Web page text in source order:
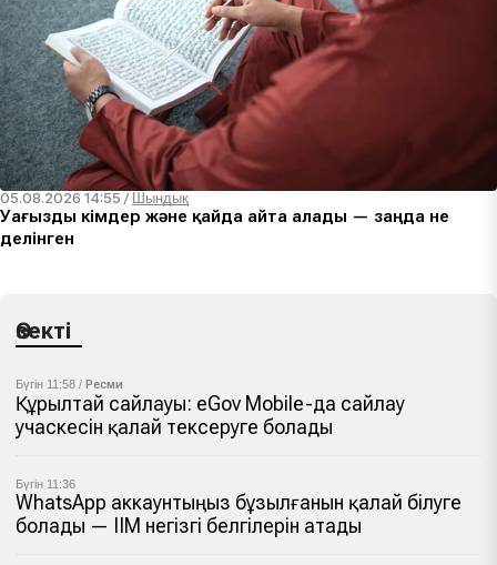
05.08.2026 14:55 / Шындық
Уағызды кімдер және қайда айта алады — заңда не
делінген
Өзекті
Бүгін 11:58 / Ресми
Құрылтай сайлауы: eGov Mobile-да сайлау
учаскесін қалай тексеруге болады
Бүгін 11:36
WhatsApp аккаунтыңыз бұзылғанын қалай білуге
болады — ІІМ негізгі белгілерін атады